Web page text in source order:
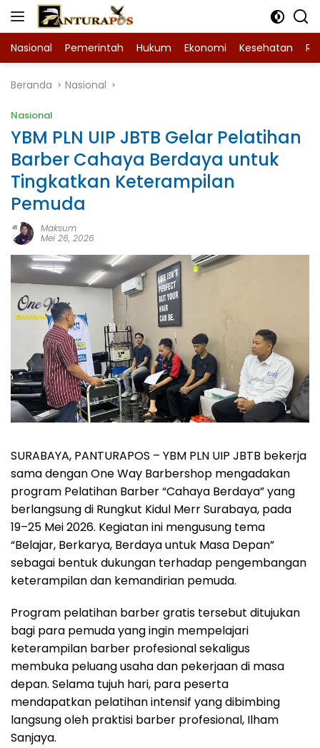
Langsung
Nasional Pemerintah Hukum Ekonomi Kesehatan
Beranda Nasional
Nasional
YBM PLN UIP JBTB Gelar Pelatihan
Barber Cahaya Berdaya untuk
Tingkatkan Keterampilan
Pemuda
Maksum
Mei 26, 2026
SURABAYA, PANTURAPOS – YBM PLN UIP JBTB bekerja
sama dengan One Way Barbershop mengadakan
program Pelatihan Barber “Cahaya Berdaya” yang
berlangsung di Rungkut Kidul Merr Surabaya, pada
19–25 Mei 2026. Kegiatan ini mengusung tema
“Belajar, Berkarya, Berdaya untuk Masa Depan”
sebagai bentuk dukungan terhadap pengembangan
keterampilan dan kemandirian pemuda.
Program pelatihan barber gratis tersebut ditujukan
bagi para pemuda yang ingin mempelajari
keterampilan barber profesional sekaligus
membuka peluang usaha dan pekerjaan di masa
depan. Selama tujuh hari, para peserta
mendapatkan pelatihan intensif yang dibimbing
langsung oleh praktisi barber profesional, Ilham
Sanjaya.